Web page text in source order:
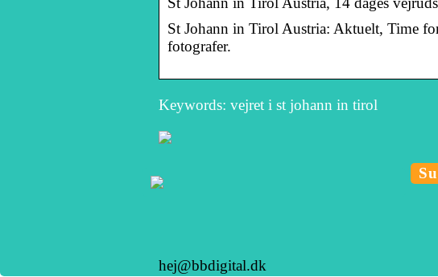
St Johann in Tirol Austria: Aktuelt, Time
fotografer.
Keywords: vejret i st johann in tirol
hej@bbdigital.dk